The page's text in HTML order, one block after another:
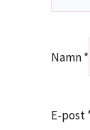
Namn*
E-post